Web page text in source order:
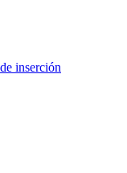
inserción